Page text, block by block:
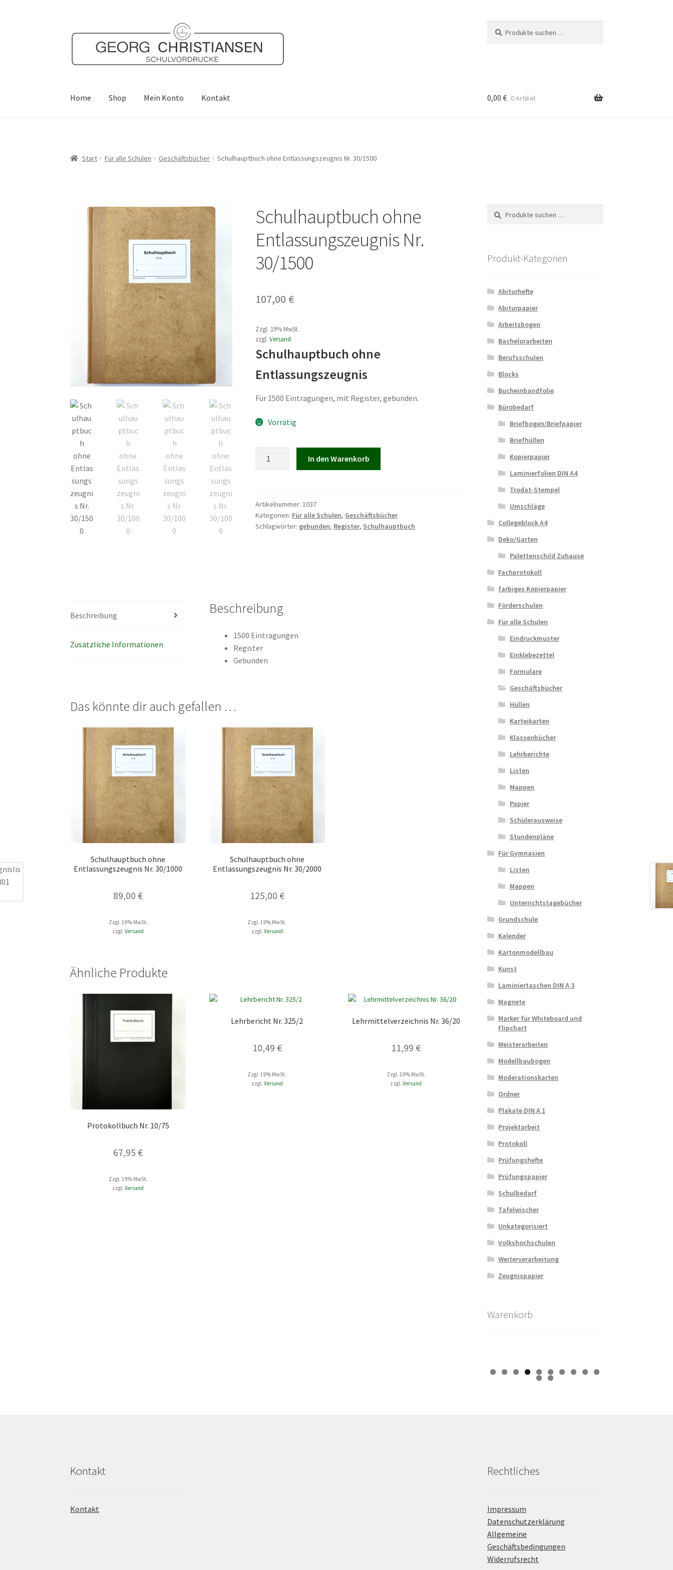
Navigation
springen
Inhalt
springen
nach:
Home Shop Mein Konto Kontakt 0,00 € 0 Artikel
Start Für alle Schulen Geschäftsbücher Schulhauptbuch ohne Entlassungszeugnis Nr. 30/1500
Schulhauptbuch ohne
Entlassungszeugnis Nr.
30/1500
107,00 €
Zzgl. 19% MwSt.
zzgl.Versand
Schulhauptbuch ohne
Entlassungszeugnis
Für 1500 Eintragungen, mit Register, gebunden.
Vorrätig
30/1500
Menge
In den Warenkorb
Artikelnummer:1037
Kategorien: Für alle Schulen, Geschäftsbücher
Schlagwörter: gebunden, Register, Schulhauptbuch
Beschreibung
Zusätzliche Informationen
Beschreibung
1500 Eintragungen
Register
Gebunden
Das könnte dir auch gefallen …
Schulhauptbuch ohne
Entlassungszeugnis Nr. 30/1000
89,00 €
Zzgl. 19% MwSt.
zzgl.Versand
Schulhauptbuch ohne
Entlassungszeugnis Nr. 30/2000
125,00 €
Zzgl. 19% MwSt.
zzgl. Versand
Ähnliche Produkte
Protokollbuch Nr. 10/75
67,95 €
Zzgl. 19% MwSt.
zzgl.Versand
Lehrbericht Nr. 325/2
10,49 €
Zzgl. 19% MwSt.
zzgl. Versand
Lehrmittelverzeichnis Nr. 36/20
11,99 €
Zzgl. 19% MwSt.
zzgl.Versand
Suche
nach:
Suchen
Produkt-Kategorien
Abiturhefte
Abiturpapier
Arbeitsbogen
Bachelorarbeiten
Berufsschulen
Blocks
Bucheinbandfolie
Bürobedarf
Briefbogen/Briefpapier
Briefhüllen
Kopierpapier
Laminierfolien DIN A4
Trodat-Stempel
Umschläge
Collegeblock A4
Deko/Garten
Palettenschild Zuhause
Fachprotokoll
farbiges Kopierpapier
Förderschulen
Für alle Schulen
Eindruckmuster
Einklebezettel
Formulare
Geschäftsbücher
Hüllen
Karteikarten
Klassenbücher
Lehrberichte
Listen
Mappen
Papier
Schülerausweise
Stundenpläne
Für Gymnasien
Listen
Mappen
Unterrichtstagebücher
Grundschule
Kalender
Kartonmodellbau
Kunst
Laminiertaschen DIN A 3
Magnete
Marker für Whiteboard und
Flipchart
Meisterarbeiten
Modellbaubogen
Moderationskarten
Ordner
Plakate DIN A 1
Projektarbeit
Protokoll
Prüfungshefte
Prüfungspapier
Schulbedarf
Tafelwischer
Unkategorisiert
Volkshochschulen
Weiterverarbeitung
Zeugnispapier
Warenkorb
0
1 2
Kontakt
Kontakt
Rechtliches
Impressum
Datenschutzerklärung
Allgemeine
Geschäftsbedingungen
Widerrufsrecht